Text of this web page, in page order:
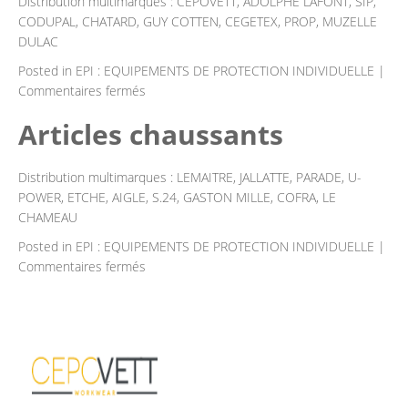
CODUPAL, CHATARD, GUY COTTEN, CEGETEX, PROP, MUZELLE
DULAC
Posted in EPI : EQUIPEMENTS DE PROTECTION INDIVIDUELLE |
Commentaires fermés
de
travail
Articles chaussants
Distribution multimarques : LEMAITRE, JALLATTE, PARADE, U-
POWER, ETCHE, AIGLE, S.24, GASTON MILLE, COFRA, LE
CHAMEAU
Posted in EPI : EQUIPEMENTS DE PROTECTION INDIVIDUELLE |
Commentaires fermés